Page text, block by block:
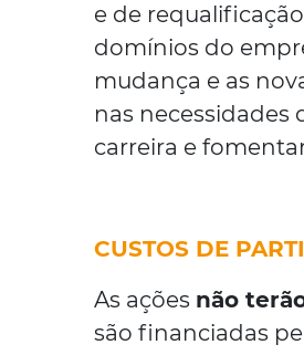
e de
domínios do
mudança e as
nas necessidades
carreira e
CUSTOS DE
As ações não
são financiadas